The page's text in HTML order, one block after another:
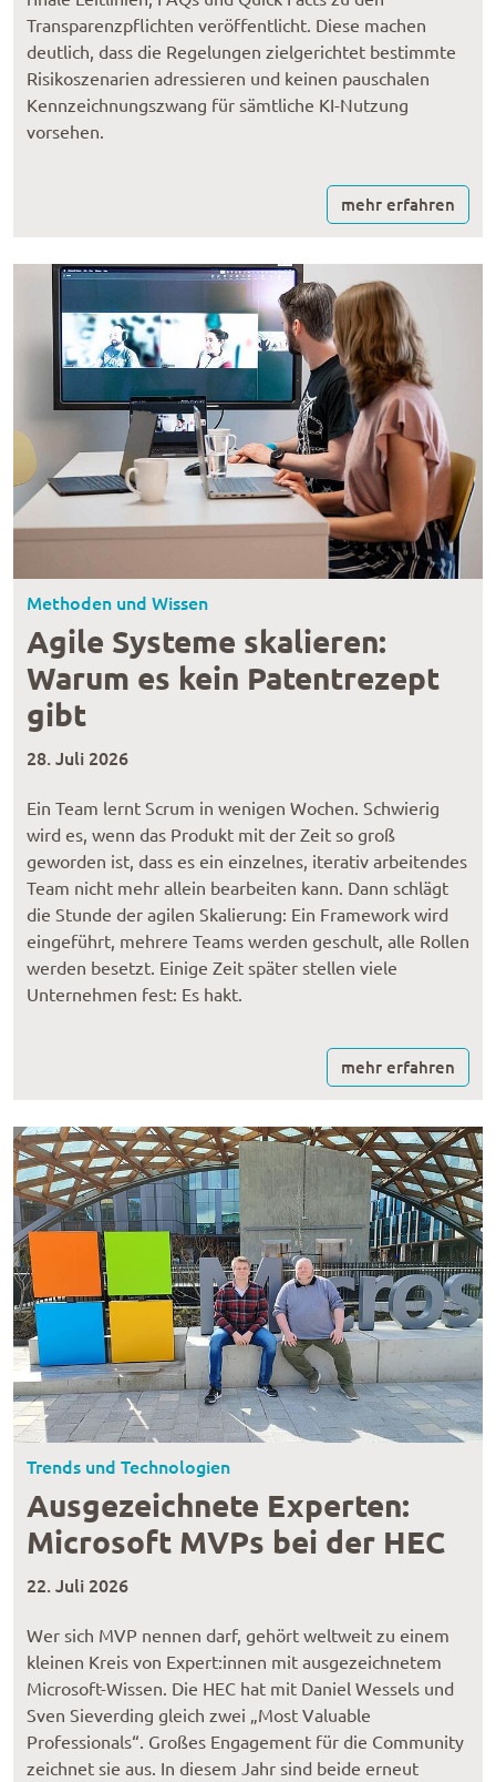
Transparenzpflichten veröffentlicht. Diese machen
deutlich, dass die Regelungen zielgerichtet bestimmte
Risikoszenarien adressieren und keinen pauschalen
Kennzeichnungszwang für sämtliche KI-Nutzung
vorsehen.
mehr erfahren
Methoden und Wissen
Agile Systeme skalieren:
Warum es kein Patentrezept
gibt
28. Juli 2026
Ein Team lernt Scrum in wenigen Wochen. Schwierig
wird es, wenn das Produkt mit der Zeit so groß
geworden ist, dass es ein einzelnes, iterativ arbeitendes
Team nicht mehr allein bearbeiten kann. Dann schlägt
die Stunde der agilen Skalierung: Ein Framework wird
eingeführt, mehrere Teams werden geschult, alle Rollen
werden besetzt. Einige Zeit später stellen viele
Unternehmen fest: Es hakt.
mehr erfahren
Trends und Technologien
Ausgezeichnete Experten:
Microsoft MVPs bei der HEC
22. Juli 2026
Wer sich MVP nennen darf, gehört weltweit zu einem
kleinen Kreis von Expert:innen mit ausgezeichnetem
Microsoft-Wissen. Die HEC hat mit Daniel Wessels und
Sven Sieverding gleich zwei „Most Valuable
Professionals“. Großes Engagement für die Community
zeichnet sie aus. In diesem Jahr sind beide erneut